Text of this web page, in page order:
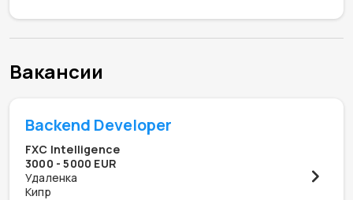
Вакансии
Backend Developer
FXC Intelligence
3000 - 5000 EUR
Удаленка
Кипр